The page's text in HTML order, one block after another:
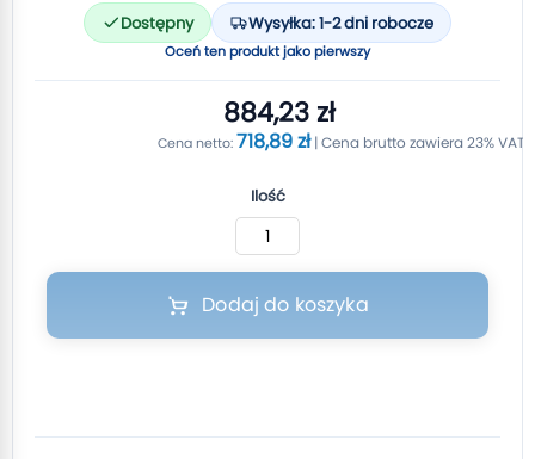
Dostępny Wysyłka: 1-2 dni robocze
Oceń ten produkt jako pierwszy
884,23 zł
718,89 zł
Ilość
Dodaj do koszyka